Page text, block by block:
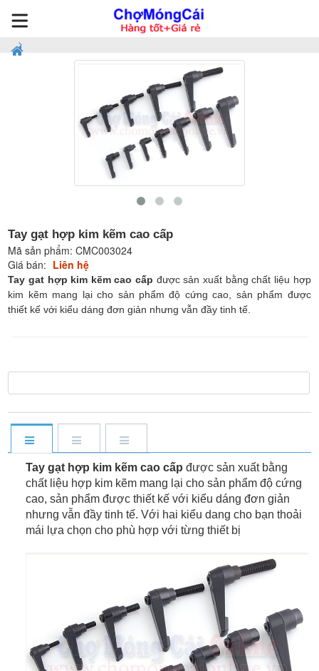
Tay gạt hợp kim kẽm cao cấp
Mã sản phẩm:CMC003024
Giá bán: Liên hệ
Tay gat hợp kim kẽm cao cấp được sản xuất bằng chất liệu hợp
kim kẽm mang lại cho sản phẩm độ cứng cao, sản phẩm được
thiết kế với kiểu dáng đơn giản nhưng vẫn đầy tinh tế.
Tay gạt hợp kim kẽm cao cấp được sản xuất bằng
chất liệu hợp kim kẽm mang lại cho sản phẩm độ cứng
cao, sản phẩm được thiết kế với kiểu dáng đơn giản
nhưng vẫn đầy tinh tế. Với hai kiểu dang cho bạn thoải
mái lựa chọn cho phù hợp với từng thiết bị